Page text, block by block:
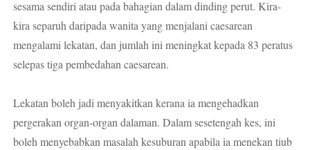
sesama sendiri atau pada bahagian dalam dinding perut. Kira-
kira separuh daripada wanita yang menjalani caesarean
mengalami lekatan, dan jumlah ini meningkat kepada 83 peratus
selepas tiga pembedahan caesarean.
Lekatan boleh jadi menyakitkan kerana ia mengehadkan
pergerakan organ-organ dalaman. Dalam sesetengah kes, ini
boleh menyebabkan masalah kesuburan apabila ia menekan tiub